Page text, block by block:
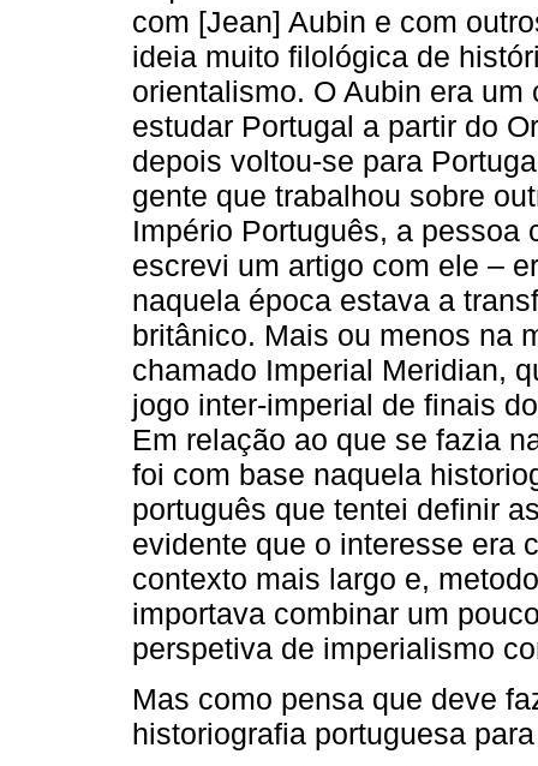
com [Jean] Aubin e com
ideia muito filológica de
orientalismo. O Aubin era
estudar Portugal a partir do
depois voltou-se para
gente que trabalhou sobre
Império Português, a pessoa
escrevi um artigo com ele –
naquela época estava a
britânico. Mais ou menos na
chamado Imperial Meridian,
jogo inter-imperial de finais
Em relação ao que se fazia
foi com base naquela
português que tentei definir
evidente que o interesse era
contexto mais largo e,
importava combinar um
perspetiva de imperialismo
Mas como pensa que deve
historiografia portuguesa